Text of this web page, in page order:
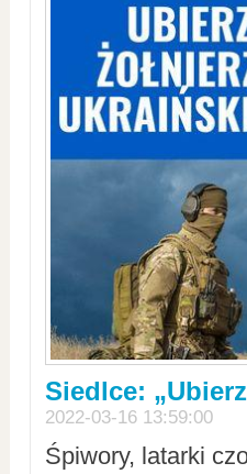
Siedlce:
2022-03-16 13:59:00
Śpiwory, latarki